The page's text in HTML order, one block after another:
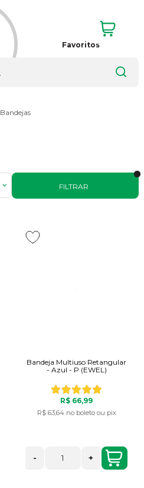
Favoritos
Bandejas
FILTRAR
Bandeja Multiuso Retangular
- Azul - P (EWEL)
R$ 66,99
R$ 63,64 no boleto ou pix
- +